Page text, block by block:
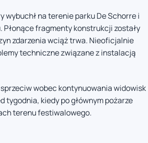
wybuchł na terenie parku De Schorre i
fragmenty konstrukcji zostały
zdarzenia wciąż trwa. Nieoficjalnie
techniczne związane z instalacją
wobec kontynuowania widowisk
kiedy po głównym pożarze
terenu festiwalowego.